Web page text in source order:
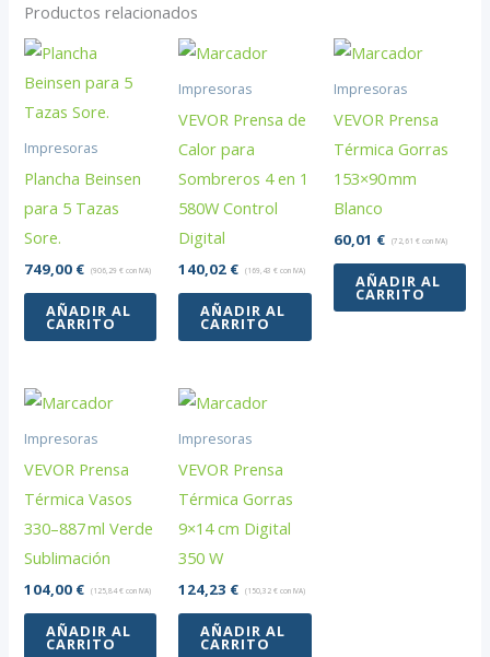
Productos relacionados
Impresoras
Plancha Beinsen
para 5 Tazas
Sore.
749,00 € (906,29€ con IVA)
AÑADIR AL
CARRITO
Impresoras
VEVOR Prensa de
Calor para
Sombreros 4 en 1
580W Control
Digital
140,02 € (169,43€ con IVA)
AÑADIR AL
CARRITO
Impresoras
VEVOR Prensa
Térmica Gorras
153×90 mm
Blanco
60,01 € (72,61 €con IVA)
AÑADIR AL
CARRITO
Impresoras
VEVOR Prensa
Térmica Vasos
330–887 ml Verde
Sublimación
104,00 € (125,84€ con IVA)
AÑADIR AL
CARRITO
Impresoras
VEVOR Prensa
Térmica Gorras
9×14 cm Digital
350 W
124,23 € (150,32€ con IVA)
AÑADIR AL
CARRITO